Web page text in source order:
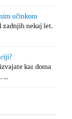
učinkom
zadnjih nekaj let.
kar doma
…